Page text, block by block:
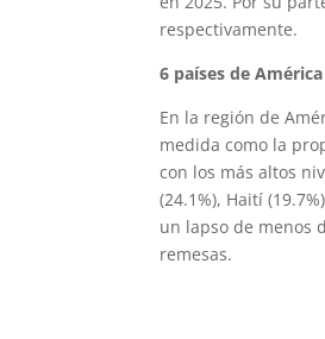
respectivamente.
6 países de
En la región de
medida como la
con los más altos
(24.1%), Haití
un lapso de menos
remesas.